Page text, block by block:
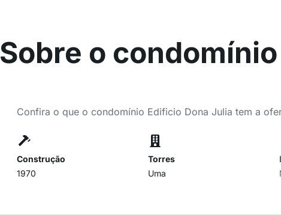
Sobre o condomínio
Confira o que o condomínio Edificio Dona Julia tem a
Construção
1970
Torres
Uma